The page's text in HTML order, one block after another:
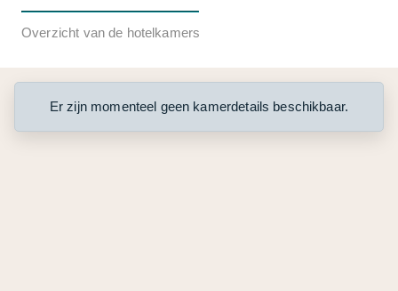
Overzicht van de hotelkamers
Er zijn momenteel geen kamerdetails beschikbaar.